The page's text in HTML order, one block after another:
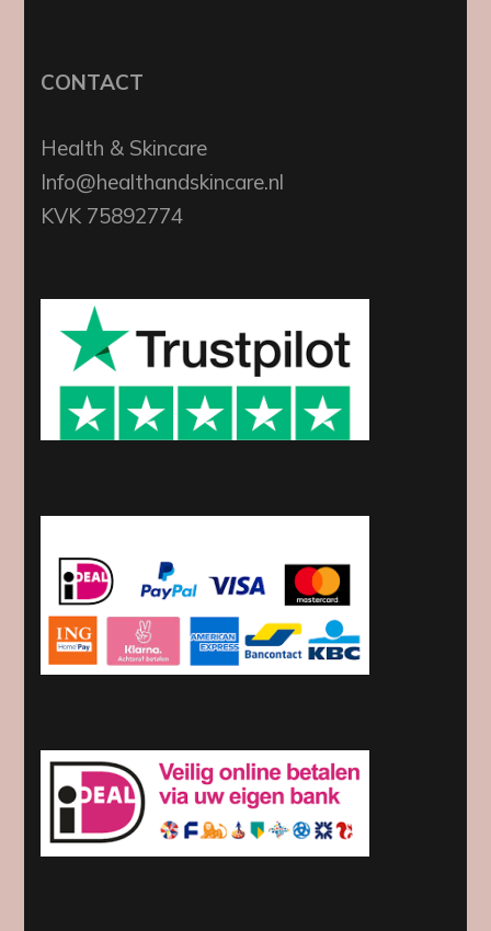
CONTACT
Health & Skincare
Info@healthandskincare.nl
KVK 75892774